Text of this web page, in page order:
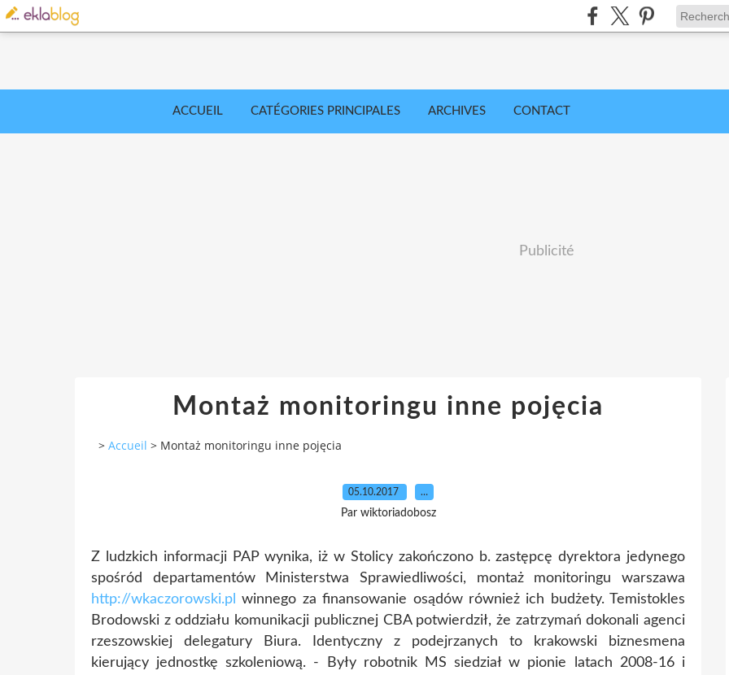
ACCUEIL CATÉGORIES PRINCIPALES ARCHIVES CONTACT
Publicité
Montaż monitoringu inne pojęcia
> Accueil > Montaż monitoringu inne pojęcia
05.10.2017 …
Par wiktoriadobosz
Z ludzkich informacji PAP wynika, iż w Stolicy zakończono b. zastępcę dyrektora jedynego
spośród departamentów Ministerstwa Sprawiedliwości, montaż monitoringu warszawa
http://wkaczorowski.pl
winnego za finansowanie osądów również ich budżety. Temistokles
Brodowski z oddziału komunikacji publicznej CBA potwierdził, że zatrzymań dokonali agenci
rzeszowskiej delegatury Biura. Identyczny z podejrzanych to krakowski biznesmena
kierujący jednostkę szkoleniową. - Były robotnik MS siedział w pionie latach 2008-16 i